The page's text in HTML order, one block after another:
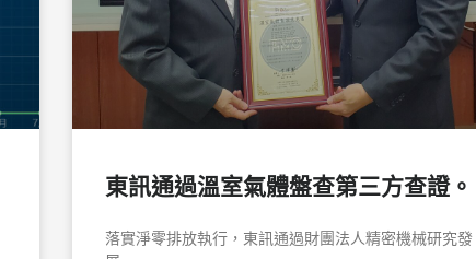
東訊通過溫室氣體盤查第三方查證。
落實淨零排放執行，東訊通過財團法人精密機械研究發